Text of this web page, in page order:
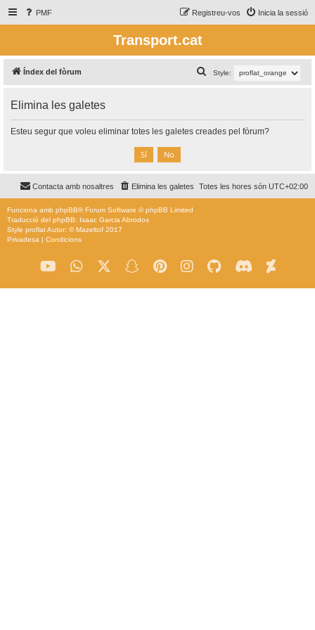
PMF Inicia la sessió
Registreu-vos
Transport.cat
Índex del fòrum Style:
e
c
Elimina les galetes
Esteu segur que voleu eliminar totes les galetes creades pel fòrum?
Totes les hores són UTC+02:00
Elimina les galetes
Contacta amb nosaltres
Funciona amb phpBB® Forum Software © phpBB Limited
Traducció del phpBB: Isaac Garcia Abrodos
Style proflatAutor: ©Mazeltof 2017
Privadesa | Condicions